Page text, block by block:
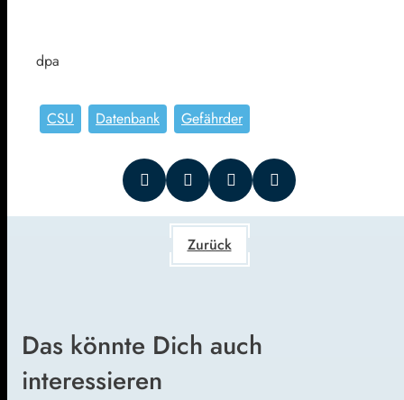
dpa
CSU Datenbank Gefährder
Zurück
Das könnte Dich auch
interessieren